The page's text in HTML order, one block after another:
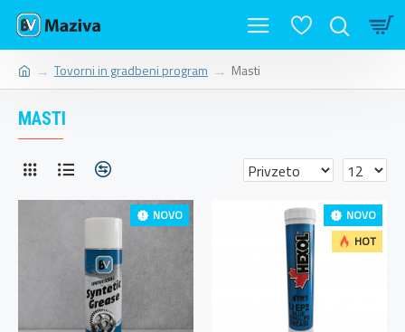
Tovorni in gradbeni program Masti
MASTI
NOVO
NOVO
HOT